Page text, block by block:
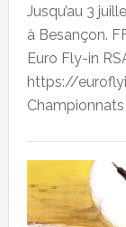
Jusqu’au 3
à Besançon.
Euro Fly-in
https://